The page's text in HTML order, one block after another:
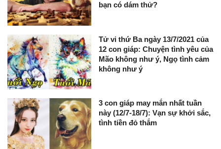
bạn có dám thử?
Tử vi thứ Ba ngày 13/7/2021 của
12 con giáp: Chuyện tình yêu của
Mão không như ý, Ngọ tình cảm
không như ý
3 con giáp may mắn nhất tuần
này (12/7-18/7): Vạn sự khởi sắc,
tình tiền đỏ thắm